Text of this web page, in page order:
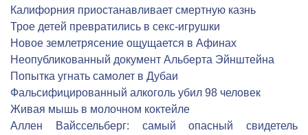
Калифорния приостанавливает смертную казнь
Трое детей превратились в секс-игрушки
Новое землетрясение ощущается в Афинах
Неопубликованный документ Альберта Эйнштейна
Попытка угнать самолет в Дубаи
Фальсифицированный алкоголь убил 98 человек
Живая мышь в молочном коктейле
Аллен Вайссельберг: самый опасный свидетель